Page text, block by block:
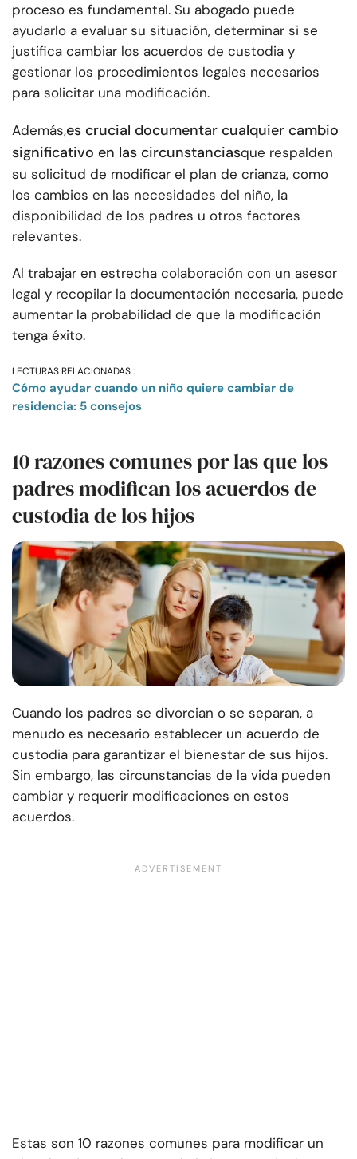
proceso es fundamental. Su abogado puede
ayudarlo a evaluar su situación, determinar si se
justifica cambiar los acuerdos de custodia y
gestionar los procedimientos legales necesarios
para solicitar una modificación.
Además,es crucial documentar cualquier cambio
significativo en las circunstanciasque respalden
su solicitud de modificar el plan de crianza, como
los cambios en las necesidades del niño, la
disponibilidad de los padres u otros factores
relevantes.
Al trabajar en estrecha colaboración con un asesor
legal y recopilar la documentación necesaria, puede
aumentar la probabilidad de que la modificación
tenga éxito.
LECTURAS RELACIONADAS :
Cómo ayudar cuando un niño quiere cambiar de
residencia: 5 consejos
10 razones comunes por las que los
padres modifican los acuerdos de
custodia de los hijos
Cuando los padres se divorcian o se separan, a
menudo es necesario establecer un acuerdo de
custodia para garantizar el bienestar de sus hijos.
Sin embargo, las circunstancias de la vida pueden
cambiar y requerir modificaciones en estos
acuerdos.
Estas son 10 razones comunes para modificar un